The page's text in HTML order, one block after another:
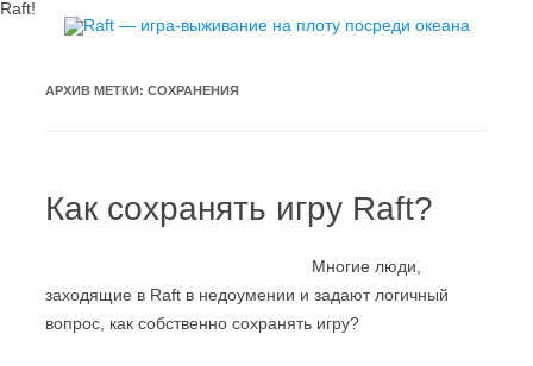
Raft!
АРХИВ МЕТКИ: СОХРАНЕНИЯ
Как сохранять игру Raft?
Многие люди,
заходящие в Raft в недоумении и задают логичный
вопрос, как собственно сохранять игру?